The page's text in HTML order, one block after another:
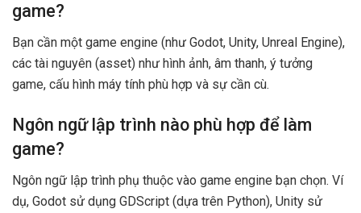
game?
Bạn cần một game engine (như Godot, Unity, Unreal Engine),
các tài nguyên (asset) như hình ảnh, âm thanh, ý tưởng
game, cấu hình máy tính phù hợp và sự cần cù.
Ngôn ngữ lập trình nào phù hợp để làm
game?
Ngôn ngữ lập trình phụ thuộc vào game engine bạn chọn. Ví
dụ, Godot sử dụng GDScript (dựa trên Python), Unity sử